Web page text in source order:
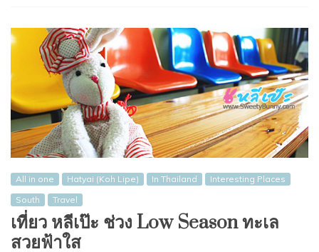
All in one Hatyai (Koh Lipe) In Thailand
Interesting Places
South
Travel
เที่ยว หลีเป๊ะ ช่วง Low Season ทะเล
สวยฟ้าใส